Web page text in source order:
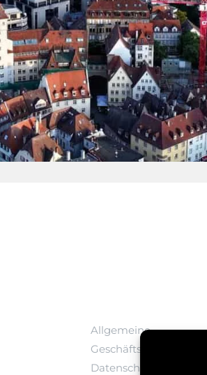
Allgemeine
Geschäftsbedingungen
Datenschutz